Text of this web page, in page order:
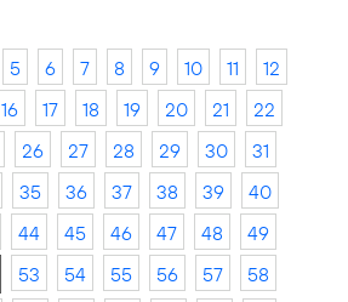
5 6 7 8 9 10 11
12
16 17 18 19 20 21
22
26 27 28 29 30
31
35 36 37 38 39
40
44 45 46 47 48
49
53 54 55 56 57
58